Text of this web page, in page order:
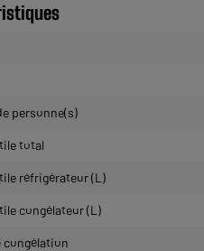
personne(s)
total
réfrigérateur (L)
congélateur (L)
congélation